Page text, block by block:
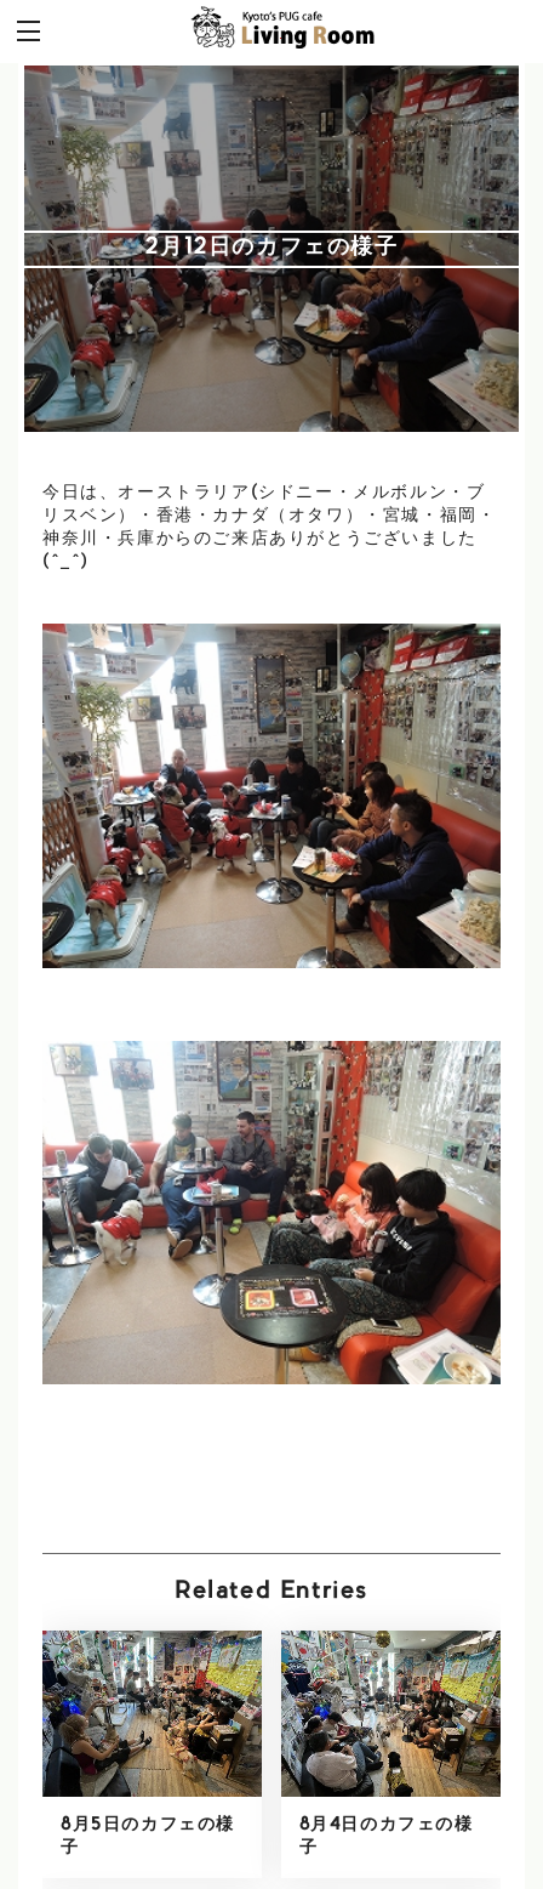
2月12日のカフェの様子
今日は、オーストラリア(シドニー・メルボルン・ブ
リスベン）・香港・カナダ（オタワ）・宮城・福岡・
神奈川・兵庫からのご来店ありがとうございました
(^_^)
Related Entries
8月5日のカフェの様
子
8月4日のカフェの様
子